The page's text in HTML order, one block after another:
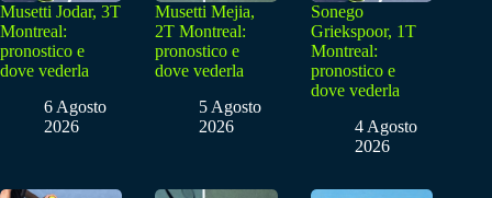
Musetti Jodar, 3T
Montreal:
pronostico e
dove vederla
6 Agosto
2026
Musetti Mejia,
2T Montreal:
pronostico e
dove vederla
5 Agosto
2026
Sonego
Griekspoor, 1T
Montreal:
pronostico e
dove vederla
4 Agosto
2026